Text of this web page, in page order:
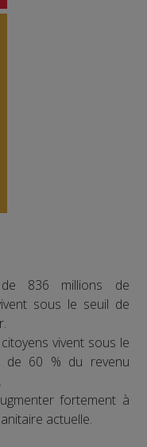
836 millions de
sous le seuil de
vivent sous le
de 60 % du revenu
fortement à
actuelle.